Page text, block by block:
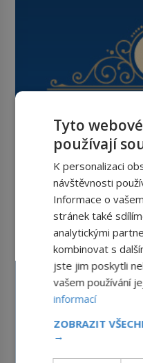
Tyto
používají
K personalizaci
návštěvnosti
Informace o
stránek také
analytickými
kombinovat s
jste jim poskytli
vašem používání
informací
ZOBRAZIT
→